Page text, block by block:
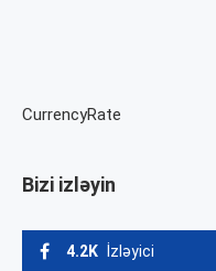
CurrencyRate
Bizi izləyin
4.2K İzləyici